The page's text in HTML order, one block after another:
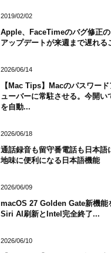
2019/02/02
Apple、FaceTimeのバグ修正
アップデートが来週まで遅れる
2026/06/14
【Mac Tips】Macのパスワー
ューバーに常駐させる。今開い
を自動...
2026/06/18
通話録音も留守番電話も日本語
地味に便利になる日本語機能
2026/06/09
macOS 27 Golden Gate新機能
Siri AI刷新とIntel完全終了...
2026/06/10